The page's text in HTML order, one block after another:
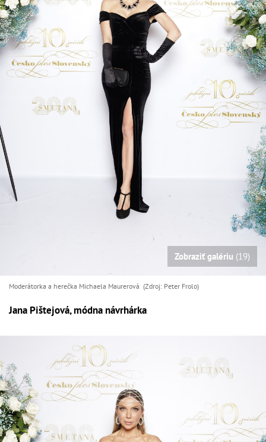
Zobraziť galériu (19)
Moderátorka a herečka Michaela Maurerová (Zdroj: Peter Frolo)
Jana Pištejová, módna návrhárka